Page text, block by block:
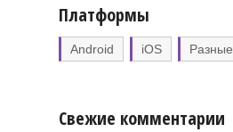
Платформы
Android iOS Разные
Свежие комментарии